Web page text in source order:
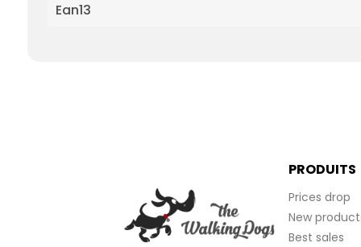
Ean13
PRODUITS
Prices drop
New
Best sales